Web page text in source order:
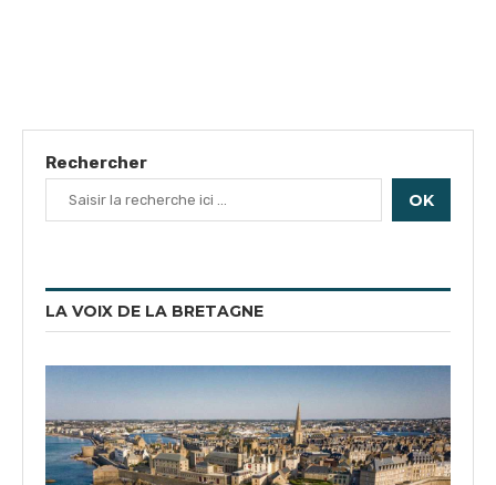
Rechercher
OK
LA VOIX DE LA BRETAGNE